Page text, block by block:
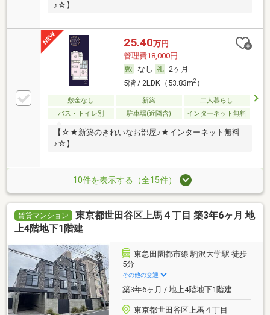
♪☆】
25.40万円
管理費18,000円
なし
2ヶ月
5階 / 2LDK（53.83m2）
敷金なし 新築
二人暮らし
バス・トイレ別
駐車場(近隣含) インターネット無料
【☆★新築のきれいなお部屋♪★インターネット無料
♪☆】
10件を表示する（全15件）
賃貸マンション
東京都世田谷区上馬４丁目 築3年6ヶ月 地
上4階地下1階建
東急田園都市線 駒沢大学駅 徒歩
5分
その他の交通
築3年6ヶ月 / 地上4階地下1階建
東京都世田谷区上馬４丁目